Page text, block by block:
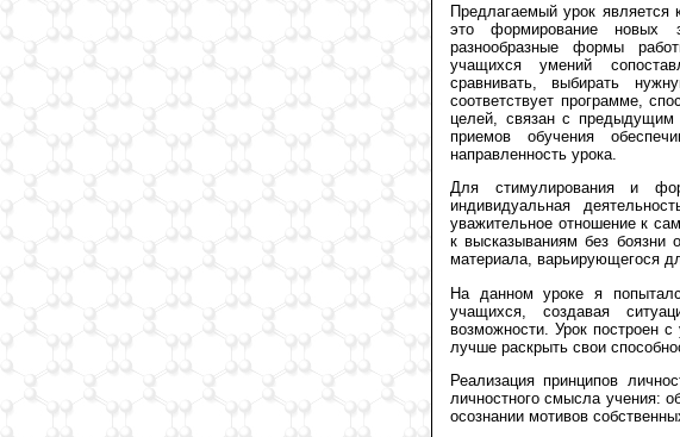
Предлагаемый урок является
это формирование новых
разнообразные формы
учащихся умений
сравнивать, выбирать
соответствует программе,
целей, связан с
приемов обучения
направленность урока.
Для стимулирования и
индивидуальная
уважительное отношение к
к высказываниям без боязни
материала, варьирующегося
На данном уроке я
учащихся, создавая
возможности. Урок построен
лучше раскрыть свои
Реализация принципов
личностного смысла учения:
осознании мотивов